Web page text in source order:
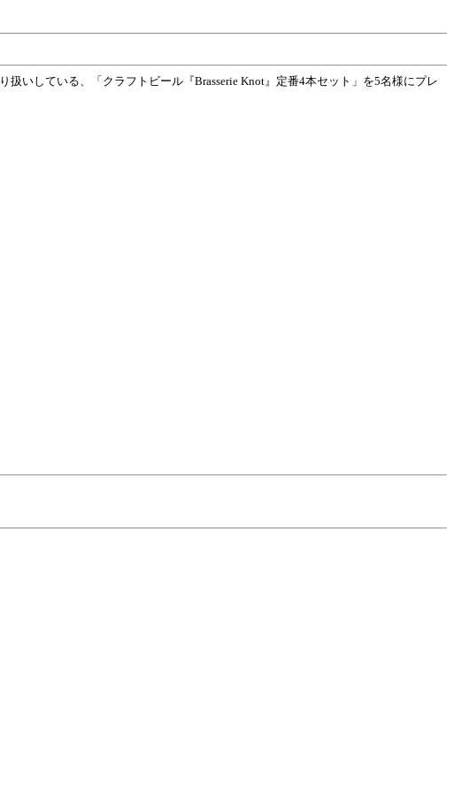
いしている、「クラフトビール『Brasserie Knot』定番4本セット」を5名様にプレ